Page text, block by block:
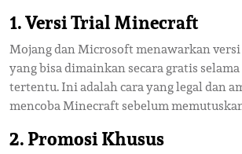
1.Versi Trial Minecraft
Mojang dan Microsoft menawarkan
yang bisa dimainkan secara gratis
tertentu. Ini adalah cara yang legal dan
mencoba Minecraft sebelum
2.Promosi Khusus